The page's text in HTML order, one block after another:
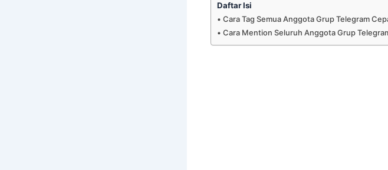
Daftar Isi
Cara Tag Semua Anggota Grup Telegram
Cara Mention Seluruh Anggota Grup